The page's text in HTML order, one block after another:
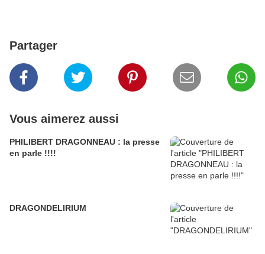
Partager
Vous aimerez aussi
PHILIBERT DRAGONNEAU : la presse
en parle !!!!
DRAGONDELIRIUM